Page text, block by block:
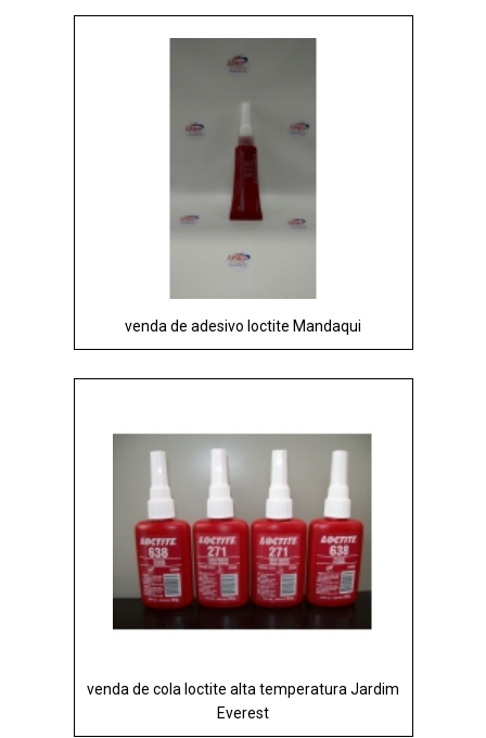
venda de adesivo loctite Mandaqui
venda de cola loctite alta temperatura Jardim
Everest